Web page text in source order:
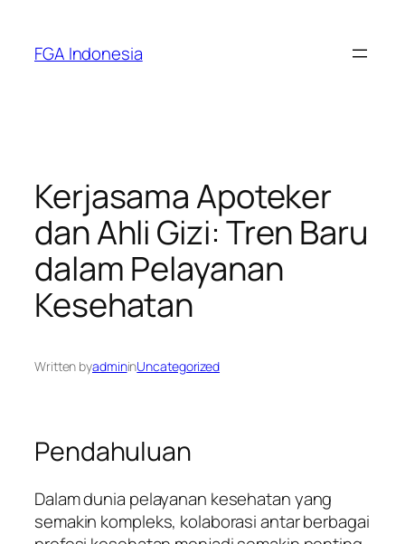
content
FGA Indonesia
Kerjasama Apoteker
dan Ahli Gizi: Tren Baru
dalam Pelayanan
Kesehatan
Written byadmininUncategorized
Pendahuluan
Dalam dunia pelayanan kesehatan yang
semakin kompleks, kolaborasi antar berbagai